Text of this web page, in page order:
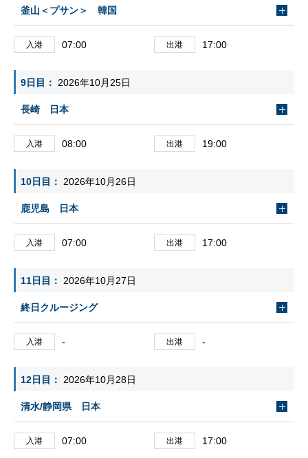
釜山＜プサン＞ 韓国
入港 07:00 出港 17:00
9日目 2026年10月25日
長崎 日本
入港 08:00 出港 19:00
10日目 2026年10月26日
鹿児島 日本
入港 07:00 出港 17:00
11日目 2026年10月27日
終日クルージング
入港 - 出港 -
12日目 2026年10月28日
清水/静岡県 日本
入港 07:00 出港 17:00